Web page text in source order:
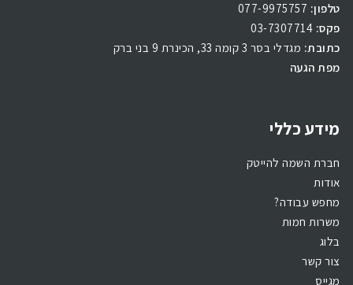
טלפון:
פקס:
כתובת: מגדלי בסר 3 קומה 33, הכינרת 9 בני ברק
מפת הגעה
מידע כללי
חברת השמה להייטק
אודות
מחפש עבודה?
משרות חמות
בלוג
צור קשר
מגייס